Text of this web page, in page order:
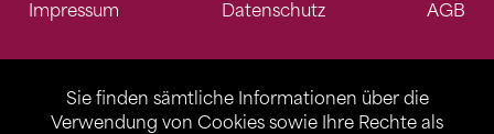
Sie finden sämtliche Informationen über die
Verwendung von Cookies sowie Ihre Rechte als
Impressum Datenschutz AGB